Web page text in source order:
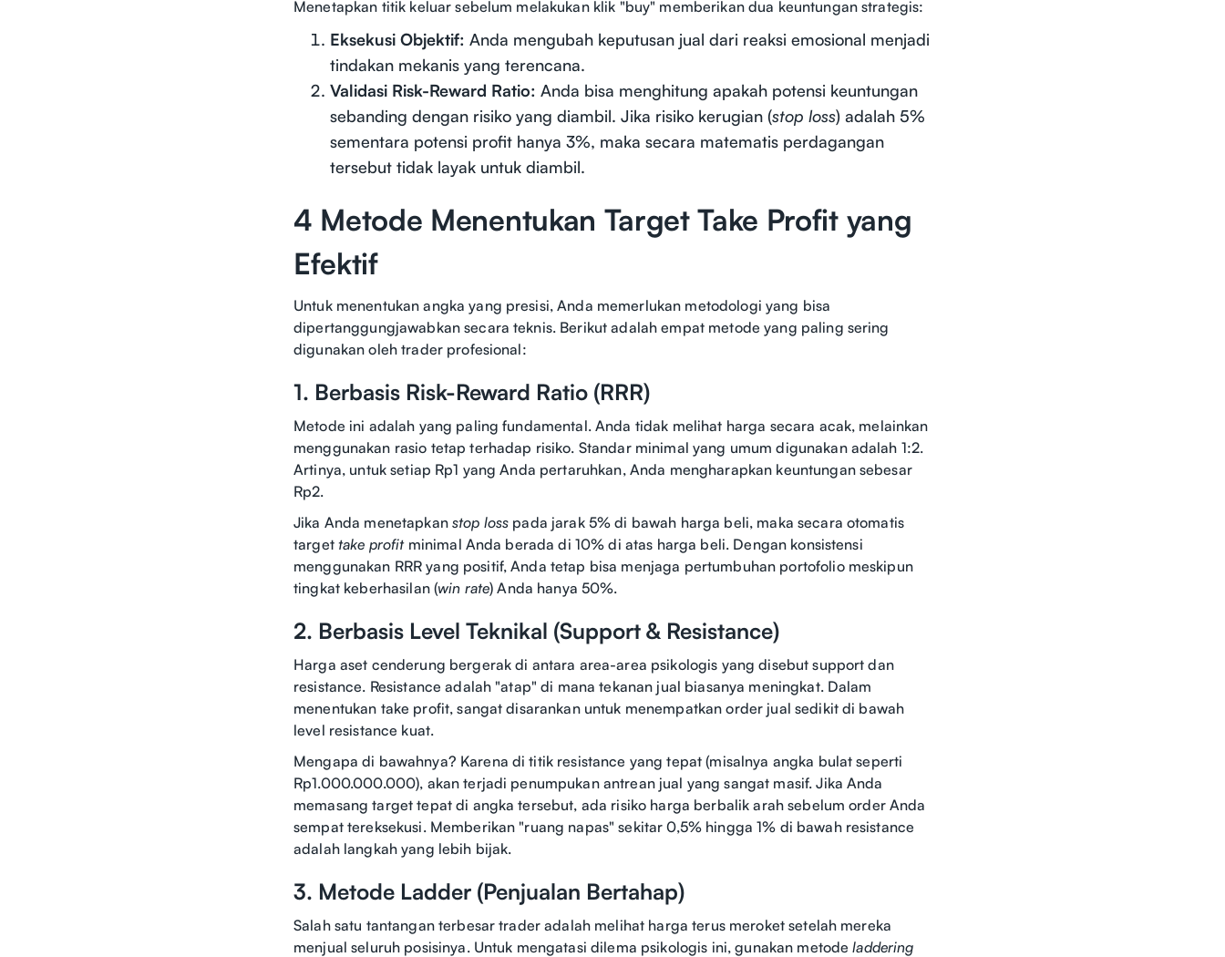
Menetapkan titik keluar sebelum melakukan klik "buy" memberikan dua keuntungan strategis:
Eksekusi Objektif: Anda mengubah keputusan jual dari reaksi emosional menjadi
tindakan mekanis yang terencana.
Validasi Risk-Reward Ratio: Anda bisa menghitung apakah potensi keuntungan
sebanding dengan risiko yang diambil. Jika risiko kerugian (stop loss) adalah 5%
sementara potensi profit hanya 3%, maka secara matematis perdagangan
tersebut tidak layak untuk diambil.
4 Metode Menentukan Target Take Profit yang
Efektif
Untuk menentukan angka yang presisi, Anda memerlukan metodologi yang bisa
dipertanggungjawabkan secara teknis. Berikut adalah empat metode yang paling sering
digunakan oleh trader profesional:
1. Berbasis Risk-Reward Ratio (RRR)
Metode ini adalah yang paling fundamental. Anda tidak melihat harga secara acak, melainkan
menggunakan rasio tetap terhadap risiko. Standar minimal yang umum digunakan adalah 1:2.
Artinya, untuk setiap Rp1 yang Anda pertaruhkan, Anda mengharapkan keuntungan sebesar
Rp2.
Jika Anda menetapkan stop loss pada jarak 5% di bawah harga beli, maka secara otomatis
target take profitminimal Anda berada di 10% di atas harga beli. Dengan konsistensi
menggunakan RRR yang positif, Anda tetap bisa menjaga pertumbuhan portofolio meskipun
tingkat keberhasilan (win rate) Anda hanya 50%.
2. Berbasis Level Teknikal (Support & Resistance)
Harga aset cenderung bergerak di antara area-area psikologis yang disebut support dan
resistance. Resistance adalah "atap" di mana tekanan jual biasanya meningkat. Dalam
menentukan take profit, sangat disarankan untuk menempatkan order jual sedikit di bawah
level resistance kuat.
Mengapa di bawahnya? Karena di titik resistance yang tepat (misalnya angka bulat seperti
Rp1.000.000.000), akan terjadi penumpukan antrean jual yang sangat masif. Jika Anda
memasang target tepat di angka tersebut, ada risiko harga berbalik arah sebelum order Anda
sempat tereksekusi. Memberikan "ruang napas" sekitar 0,5% hingga 1% di bawah resistance
adalah langkah yang lebih bijak.
3. Metode Ladder (Penjualan Bertahap)
Salah satu tantangan terbesar trader adalah melihat harga terus meroket setelah mereka
menjual seluruh posisinya. Untuk mengatasi dilema psikologis ini, gunakan metodeladdering